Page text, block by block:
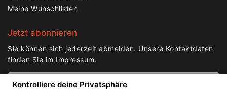
Meine Wunschlisten
Jetzt abonnieren
Sie können sich jederzeit abmelden. Unsere Kontaktdaten
finden Sie im Impressum.
Kontrolliere deine Privatsphäre